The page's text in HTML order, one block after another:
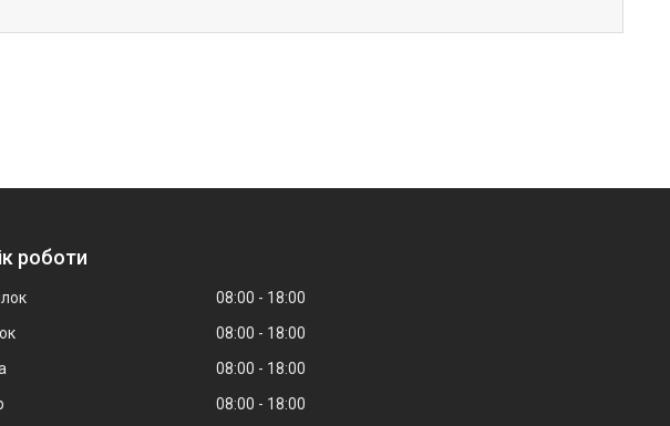
роботи
08:00
18:00
08:00
18:00
08:00
18:00
08:00
18:00